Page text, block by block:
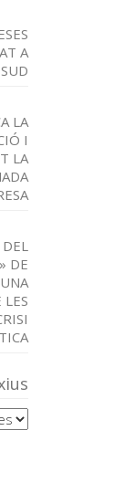
A
LA
I
LA
DE
LES